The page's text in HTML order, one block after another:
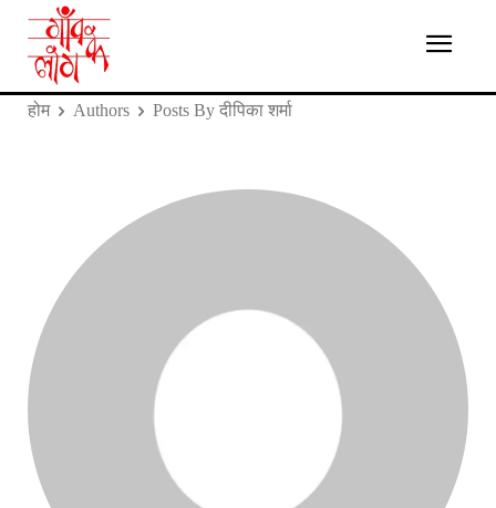
होम Authors Posts By दीपिका शर्मा